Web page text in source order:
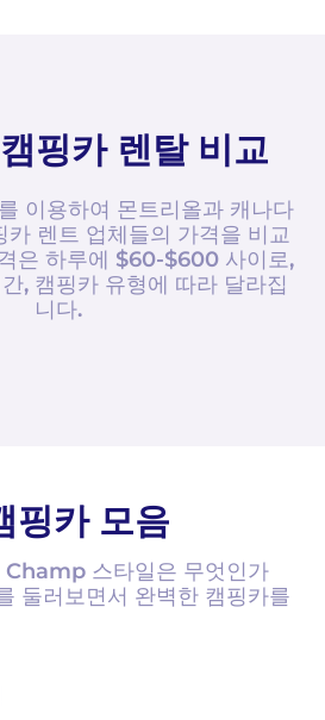
핑카 렌탈 비교
이용하여 몬트리올과 캐나다
카 렌트 업체들의 가격을 비교
은 하루에 $60-$600 사이로,
, 캠핑카 유형에 따라 달라집
니다.
핑카 모음
스타일은 무엇인가
둘러보면서 완벽한 캠핑카를